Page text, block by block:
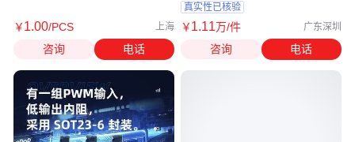
￥1.00/PCS 上海
咨询 电话
真实性已核验
￥1.11万/件 广东深圳
咨询 电话